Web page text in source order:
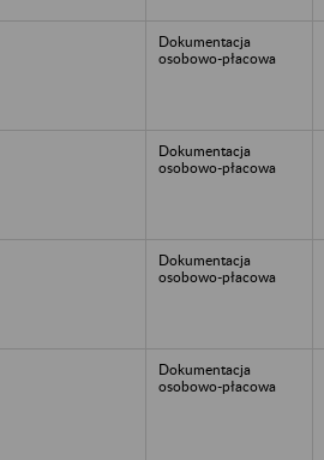
Dokumentacja
osobowo-płacowa
Dokumentacja
osobowo-płacowa
Dokumentacja
osobowo-płacowa
Dokumentacja
osobowo-płacowa